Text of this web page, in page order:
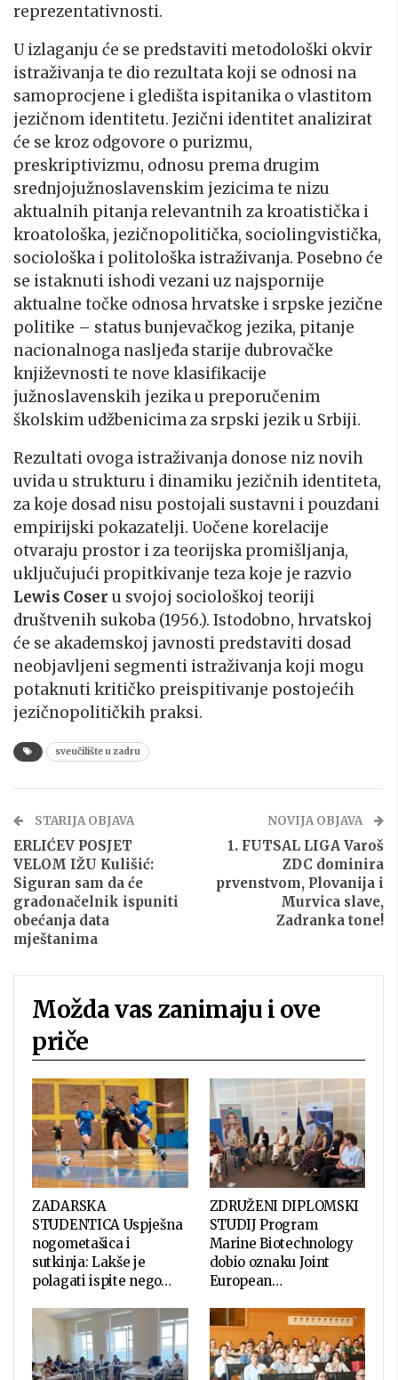
reprezentativnosti.
U izlaganju će se predstaviti metodološki okvir
istraživanja te dio rezultata koji se odnosi na
samoprocjene i gledišta ispitanika o vlastitom
jezičnom identitetu. Jezični identitet analizirat
će se kroz odgovore o purizmu,
preskriptivizmu, odnosu prema drugim
srednjojužnoslavenskim jezicima te nizu
aktualnih pitanja relevantnih za kroatistička i
kroatološka, jezičnopolitička, sociolingvistička,
sociološka i politološka istraživanja. Posebno će
se istaknuti ishodi vezani uz najspornije
aktualne točke odnosa hrvatske i srpske jezične
politike – status bunjevačkog jezika, pitanje
nacionalnoga nasljeđa starije dubrovačke
književnosti te nove klasifikacije
južnoslavenskih jezika u preporučenim
školskim udžbenicima za srpski jezik u Srbiji.
Rezultati ovoga istraživanja donose niz novih
uvida u strukturu i dinamiku jezičnih identiteta,
za koje dosad nisu postojali sustavni i pouzdani
empirijski pokazatelji. Uočene korelacije
otvaraju prostor i za teorijska promišljanja,
uključujući propitkivanje teza koje je razvio
Lewis Coser u svojoj sociološkoj teoriji
društvenih sukoba (1956.). Istodobno, hrvatskoj
će se akademskoj javnosti predstaviti dosad
neobjavljeni segmenti istraživanja koji mogu
potaknuti kritičko preispitivanje postojećih
jezičnopolitičkih praksi.
sveučilište u zadru
STARIJA OBJAVA
ERLIĆEV POSJET
VELOM IŽU Kulišić:
Siguran sam da će
gradonačelnik ispuniti
obećanja data
mještanima
NOVIJA OBJAVA
1. FUTSAL LIGA Varoš
ZDC dominira
prvenstvom, Plovanija i
Murvica slave,
Zadranka tone!
Možda vas zanimaju i ove
priče
ZADARSKA
STUDENTICA Uspješna
nogometašica i
sutkinja: Lakše je
polagati ispite nego…
ZDRUŽENI DIPLOMSKI
STUDIJ Program
Marine Biotechnology
dobio oznaku Joint
European…